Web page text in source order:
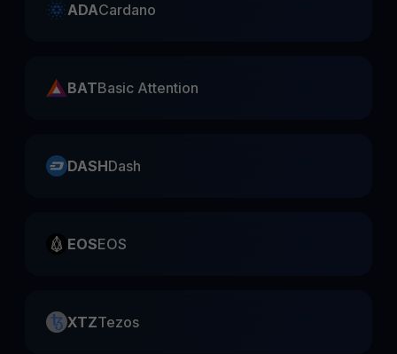
ADACardano
BATBasic Attention
DASHDash
EOSEOS
XTZTezos